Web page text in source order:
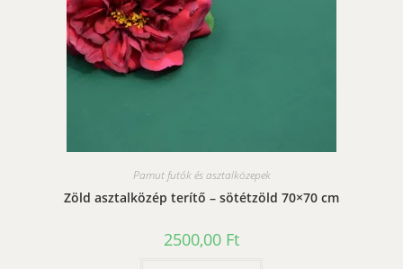
Pamut futók és asztalközepek
Zöld asztalközép terítő – sötétzöld 70×70 cm
2500,00 Ft